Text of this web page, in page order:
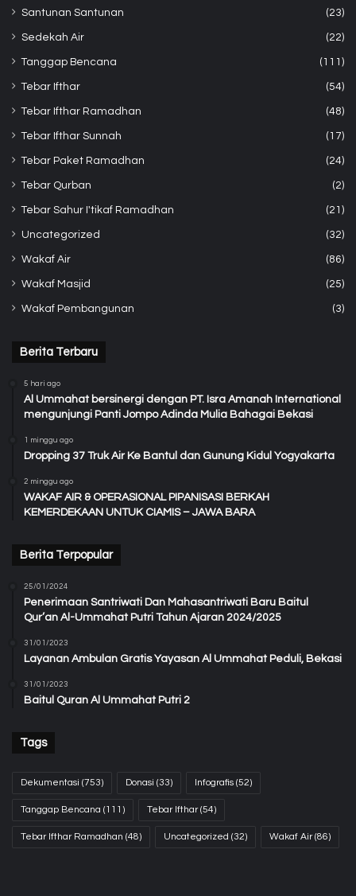
Santunan Santunan (23)
Sedekah Air (22)
Tanggap Bencana (111)
Tebar Ifthar (54)
Tebar Ifthar Ramadhan (48)
Tebar Ifthar Sunnah (17)
Tebar Paket Ramadhan (24)
Tebar Qurban (2)
Tebar Sahur I'tikaf Ramadhan (21)
Uncategorized (32)
Wakaf Air (86)
Wakaf Masjid (25)
Wakaf Pembangunan (3)
Berita Terbaru
5 hari ago
Al Ummahat bersinergi dengan PT. Isra Amanah International
mengunjungi Panti Jompo Adinda Mulia Bahagai Bekasi
1 minggu ago
Dropping 37 Truk Air Ke Bantul dan Gunung Kidul Yogyakarta
2 minggu ago
WAKAF AIR & OPERASIONAL PIPANISASI BERKAH
KEMERDEKAAN UNTUK CIAMIS – JAWA BARA
Berita Terpopular
25/01/2024
Penerimaan Santriwati Dan Mahasantriwati Baru Baitul
Qur’an Al-Ummahat Putri Tahun Ajaran 2024/2025
31/01/2023
Layanan Ambulan Gratis Yayasan Al Ummahat Peduli, Bekasi
31/01/2023
Baitul Quran Al Ummahat Putri 2
Tags
Dekumentasi (753) Donasi (33) Infografis (52)
Tanggap Bencana (111) Tebar Ifthar(54)
Tebar Ifthar Ramadhan (48) Uncategorized (32) Wakaf Air(86)